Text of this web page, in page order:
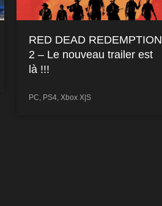
RED DEAD REDEMPTION
2 – Le nouveau trailer est
là !!!
PC PS4 Xbox X|S